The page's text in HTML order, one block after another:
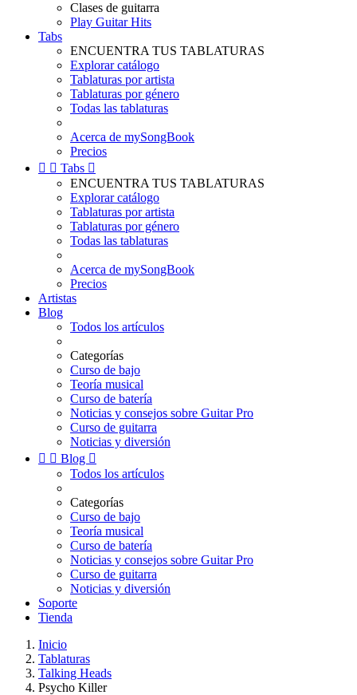
Clases de guitarra
Play Guitar Hits
Tabs
ENCUENTRA TUS TABLATURAS
Explorar catálogo
Tablaturas por artista
Tablaturas por género
Todas las tablaturas
Acerca de mySongBook
Precios
  Tabs 
ENCUENTRA TUS TABLATURAS
Explorar catálogo
Tablaturas por artista
Tablaturas por género
Todas las tablaturas
Acerca de mySongBook
Precios
Artistas
Blog
Todos los artículos
Categorías
Curso de bajo
Teoría musical
Curso de batería
Noticias y consejos sobre Guitar Pro
Curso de guitarra
Noticias y diversión
  Blog 
Todos los artículos
Categorías
Curso de bajo
Teoría musical
Curso de batería
Noticias y consejos sobre Guitar Pro
Curso de guitarra
Noticias y diversión
Soporte
Tienda
Inicio
Tablaturas
Talking Heads
Psycho Killer